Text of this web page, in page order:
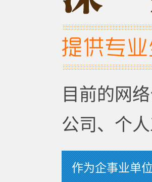
目前的网
公司、个
作为企事业单